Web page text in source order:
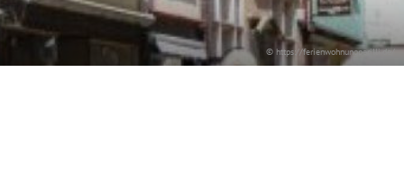
© https://ferienwohnungperilli.de/